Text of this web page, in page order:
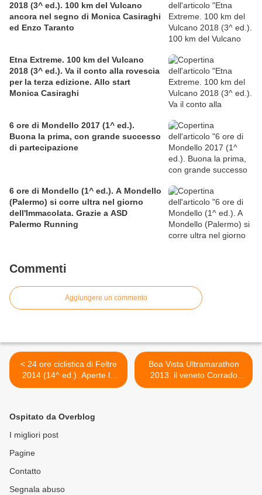
2018 (3^ ed.). 100 km del Vulcano
ancora nel segno di Monica Casiraghi
ed Enzo Taranto
Etna Extreme. 100 km del Vulcano
2018 (3^ ed.). Va il conto alla rovescia
per la terza edizione. Allo start
Monica Casiraghi
6 ore di Mondello 2017 (1^ ed.).
Buona la prima, con grande successo
di partecipazione
6 ore di Mondello (1^ ed.). A Mondello
(Palermo) si corre ultra nel giorno
dell'Immacolata. Grazie a ASD
Palermo Running
Commenti
Aggiungere un commento
< 24 ore ciclistica di Feltre
2014 (14^ ed.). Aperte le
iscrizioni: si potrà correre
one"
Boa Vista Ultramarathon
2013. il veneto Corrado
Buzzolan conquista il
Ospitato da Overblog
I migliori post
Pagine
Contatto
Segnala abuso